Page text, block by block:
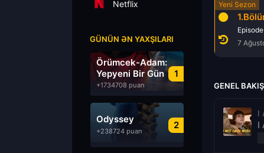
Netflix
GÜNÜN ƏN YAXŞILARI
1
Örümcek-Adam:
Yepyeni Bir Gün
+1734708 puan
2
Odyssey
+238724 puan
Episode
7
GENEL BAKIŞ
I
I